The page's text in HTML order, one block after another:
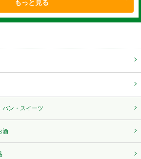
もっと見る
パン・スイーツ
酒